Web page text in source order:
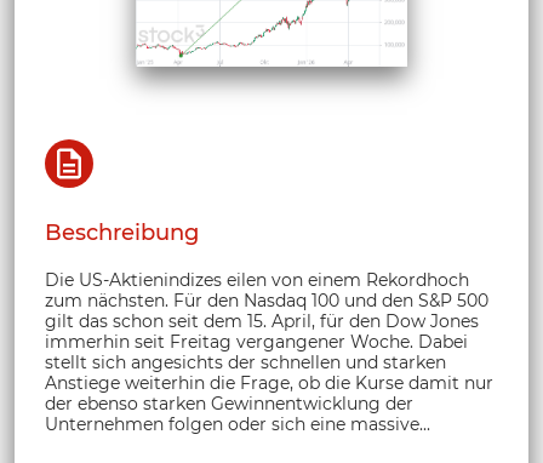
Beschreibung
Die US-Aktienindizes eilen von einem Rekordhoch
zum nächsten. Für den Nasdaq 100 und den S&P 500
gilt das schon seit dem 15. April, für den Dow Jones
immerhin seit Freitag vergangener Woche. Dabei
stellt sich angesichts der schnellen und starken
Anstiege weiterhin die Frage, ob die Kurse damit nur
der ebenso starken Gewinnentwicklung der
Unternehmen folgen oder sich eine massive...